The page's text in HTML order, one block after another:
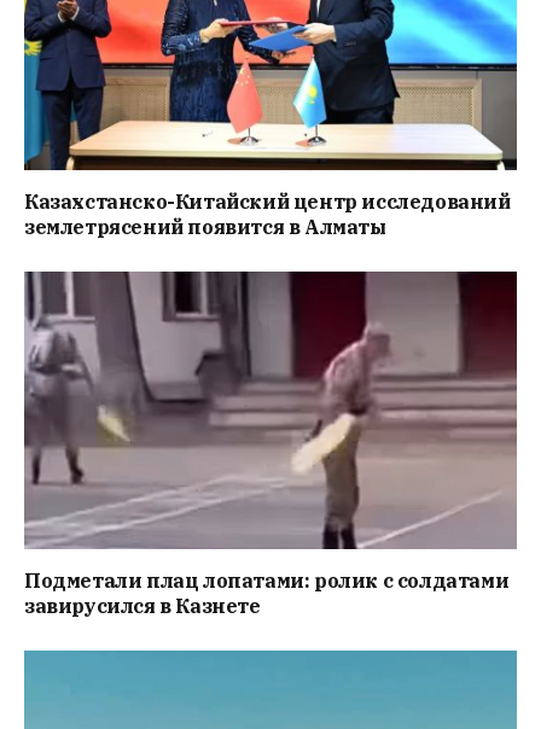
Казахстанско-Китайский центр исследований
землетрясений появится в Алматы
Подметали плац лопатами: ролик с солдатами
завирусился в Казнете